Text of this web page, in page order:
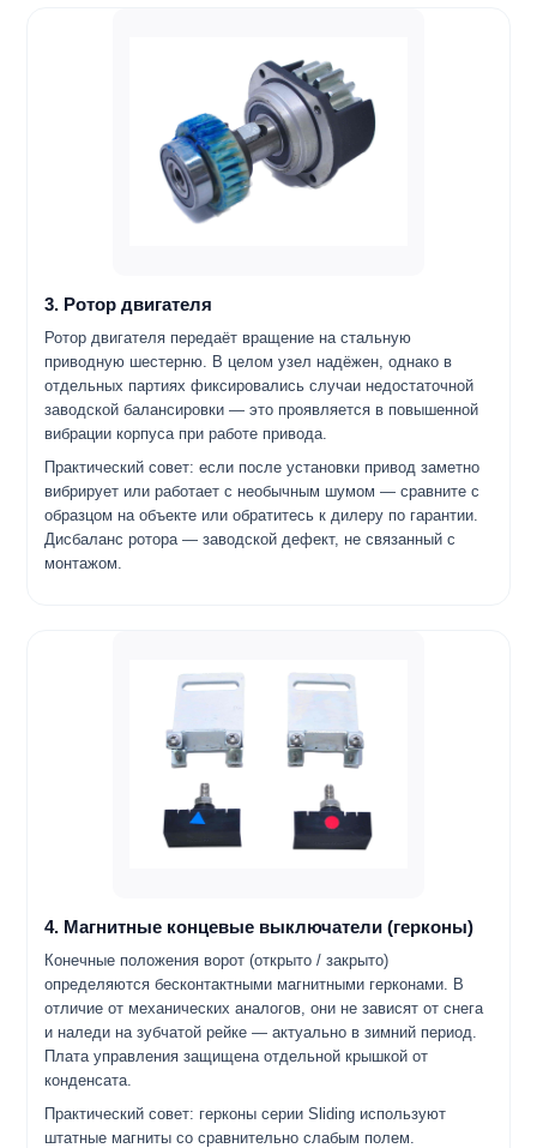
3. Ротор двигателя
Ротор двигателя передаёт вращение на стальную
приводную шестерню. В целом узел надёжен, однако в
отдельных партиях фиксировались случаи недостаточной
заводской балансировки — это проявляется в повышенной
вибрации корпуса при работе привода.
Практический совет: если после установки привод заметно
вибрирует или работает с необычным шумом — сравните с
образцом на объекте или обратитесь к дилеру по гарантии.
Дисбаланс ротора — заводской дефект, не связанный с
монтажом.
4. Магнитные концевые выключатели (герконы)
Конечные положения ворот (открыто / закрыто)
определяются бесконтактными магнитными герконами. В
отличие от механических аналогов, они не зависят от снега
и наледи на зубчатой рейке — актуально в зимний период.
Плата управления защищена отдельной крышкой от
конденсата.
Практический совет: герконы серии Sliding используют
штатные магниты со сравнительно слабым полем.